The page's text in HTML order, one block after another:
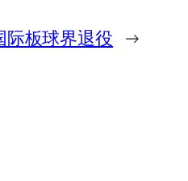
际板球界退役 →